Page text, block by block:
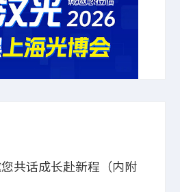
共话成长赴新程（内附